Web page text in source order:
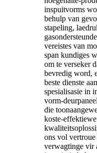
inspuitvorms
behulp van
stapeling,
vereistes van
span kundiges
om te verseker
bevredig word,
beste dienste
spesialisasie in
vorm-
die
koste-
ons vol vertroue
verwagtinge vir